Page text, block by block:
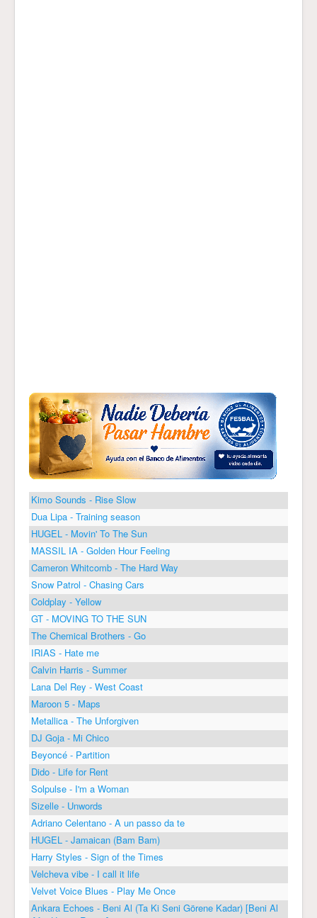
Kimo Sounds - Rise Slow
Dua Lipa - Training season
HUGEL - Movin' To The Sun
MASSIL IA - Golden Hour Feeling
Cameron Whitcomb - The Hard Way
Snow Patrol - Chasing Cars
Coldplay - Yellow
GT - MOVING TO THE SUN
The Chemical Brothers - Go
IRIAS - Hate me
Calvin Harris - Summer
Lana Del Rey - West Coast
Maroon 5 - Maps
Metallica - The Unforgiven
DJ Goja - Mi Chico
Beyoncé - Partition
Dido - Life for Rent
Solpulse - I'm a Woman
Sizelle - Unwords
Adriano Celentano - A un passo da te
HUGEL - Jamaican (Bam Bam)
Harry Styles - Sign of the Times
Velcheva vibe - I call it life
Velvet Voice Blues - Play Me Once
Ankara Echoes - Beni Al (Ta Ki Seni Görene Kadar) [Beni Al